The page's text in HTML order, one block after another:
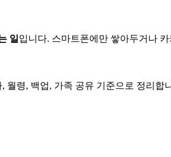
일 입니다. 스마트폰에만 쌓아두거나
월령, 백업, 가족 공유 기준으로 정리합